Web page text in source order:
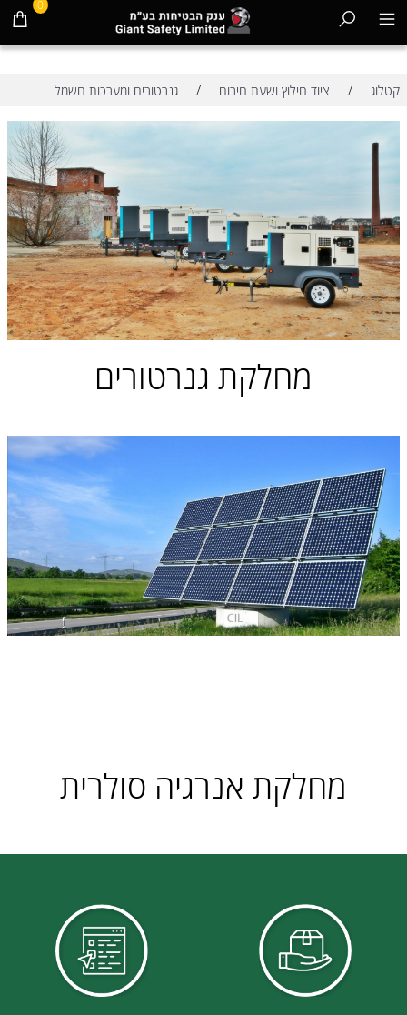
0
קטלוג / ציוד חילוץ ושעת חירום / גנרטורים ומערכות חשמל
מחלקת גנרטורים
מחלקת אנרגיה סולרית